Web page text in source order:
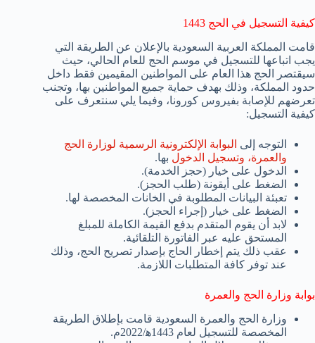
كيفية التسجيل في الحج 1443
قامت المملكة العربية السعودية بالإعلان عن الطريقة التي
يجب اتباعها للتسجيل في موسم الحج للعام الحالي، حيث
سيقتصر الحج هذا العام على المواطنين المقيمين فقط داخل
حدود المملكة، وذلك بهدف حماية جميع المواطنين بها، وتجنب
تعرضهم للإصابة بفيروس كورونا، وفيما يلي سنتعرف على
كيفية التسجيل:
التوجه إلى البوابة الإلكترونية الرسمية لوزارة الحج
والعمرة، وتسجيل الدخول بها.
الدخول على خيار (حجز الخدمة).
الضغط على أيقونة (طلب الحجز).
تعبئة البيانات المطلوبة في الخانات المخصصة لها.
الضغط على خيار (إجراء الحجز).
لابد أن يقوم المتقدم بدفع القيمة الكاملة للمبلغ
المستحق عليه عبر الفاتورة التلقائية.
عقب ذلك يتم إخطار الحاج بإصدار تصريح الحج، وذلك
عند توفر كافة المتطلبات اللازمة.
بوابة وزارة الحج والعمرة
وزارة الحج والعمرة السعودية قامت بإطلاق الطريقة
المخصصة للتسجيل لعام 1443ه‍/2022م.